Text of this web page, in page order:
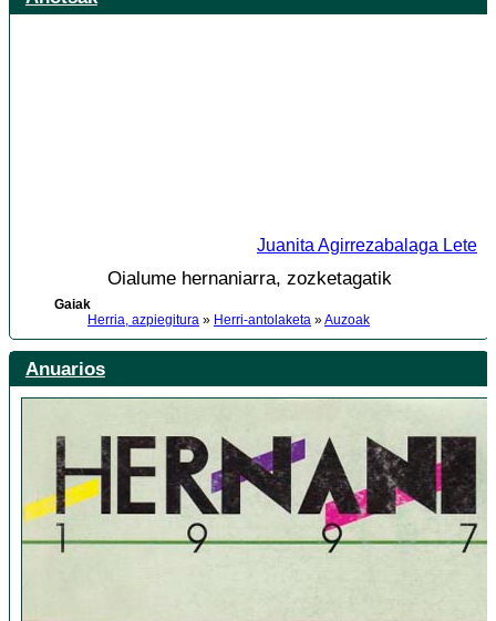
Juanita Agirrezabalaga Lete
Oialume hernaniarra, zozketagatik
Gaiak
Herria, azpiegitura » Herri-antolaketa »Auzoak
Anuarios